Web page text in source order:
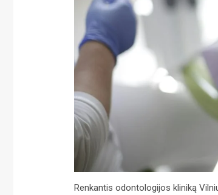
Renkantis odontologijos kliniką